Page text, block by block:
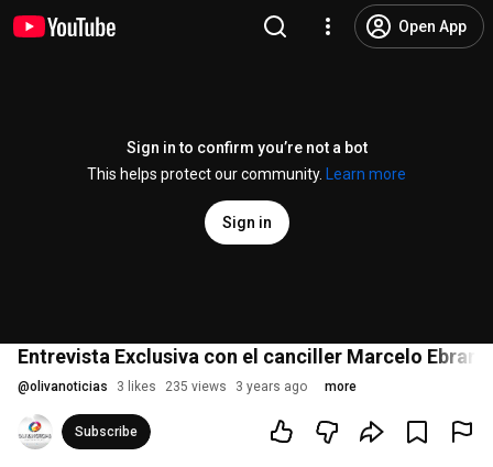
Open App
Sign in to confirm you’re not a bot
This helps protect our community.
Learn more
Sign in
Entrevista Exclusiva con el canciller Marcelo Ebrard
@olivanoticias 3 likes 235 views 3 years ago more
Subscribe